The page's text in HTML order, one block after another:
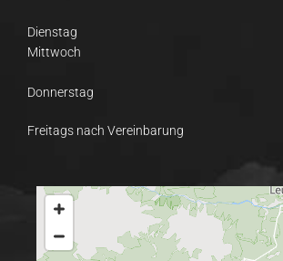
Dienstag
Mittwoch
Donnerstag
Freitags nach Vereinbarung